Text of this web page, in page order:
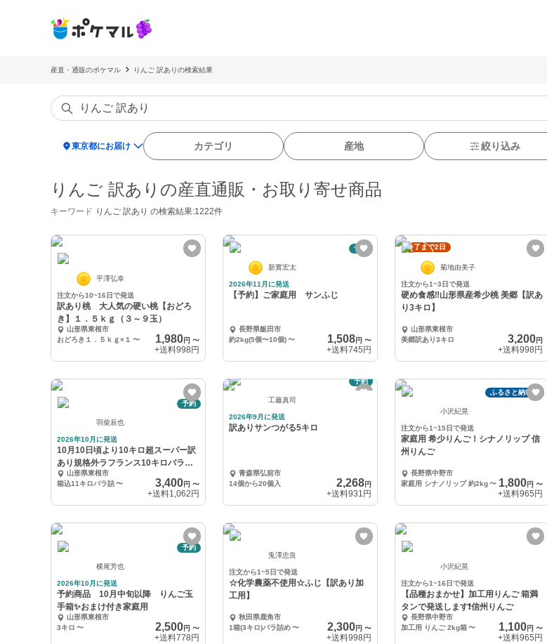
産直・通販のポケマル りんご 訳ありの検索結果
location_on東京都にお届け カテゴリ 産地 絞り込み
りんご 訳ありの産直通販・お取り寄せ商品
キーワード りんご 訳あり の検索結果:1222件
平澤弘幸
注文から10~16日で発送
訳あり桃 大人気の硬い桃【おどろ
き】１．５ｋｇ（３～９玉）
山形県東根市
おどろき１．５ｋｇ×１ 〜 1,980円 〜
+送料998円
予約
新實宏太
2026年11月に発送
【予約】ご家庭用 サンふじ
長野県飯田市
約2kg(5個〜10個) 〜 1,508円 〜
+送料745円
終了まで2日
菊地由美子
注文から1~3日で発送
硬め食感‼️山形県産希少桃 美郷【訳あ
り3キロ】
山形県東根市
美郷訳あり3キロ
3,200円
+送料998円
予約
羽柴辰也
2026年10月に発送
10月10日頃より10キロ超スーパー訳
あり規格外ラフランス10キロバラ生
食加工用
山形県東根市
箱込11キロバラ詰〜 3,400円 〜
+送料1,062円
予約
工藤真司
2026年9月に発送
訳ありサンつがる5キロ
青森県弘前市
14個から20個入
2,268円
+送料931円
ふるさと納税可
小沢紀晃
注文から1~15日で発送
家庭用 希少りんご！シナノリップ 信
州りんご
長野県中野市
家庭用 シナノリップ 約2kg 〜 1,800円〜
+送料965円
予約
横尾芳也
2026年10月に発送
予約商品 10月中旬以降 りんご玉
手箱✨おまけ付き家庭用
山形県東根市
3キロ 〜 2,500円 〜
+送料778円
兎澤忠良
注文から1~5日で発送
☆化学農薬不使用☆ふじ【訳あり加
工用】
秋田県鹿角市
1箱(3キロ)バラ詰め 〜 2,300円 〜
+送料998円
小沢紀晃
注文から1~16日で発送
【品種おまかせ】加工用りんご 箱満
タンで発送します❗️信州りんご
長野県中野市
加工用 りんご 2kg箱 〜 1,100円〜
+送料965円